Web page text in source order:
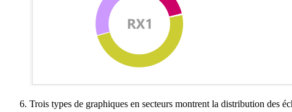
Trois types de graphiques en secteurs montrent la distribution des